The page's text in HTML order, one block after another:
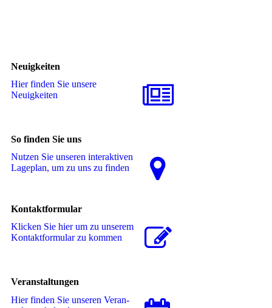
Neuigkeiten
Hier finden Sie unsere
Neuigkeiten
So finden Sie uns
Nutzen Sie unseren interaktiven
La­ge­plan, um zu uns zu finden
Kontaktformular
Klicken Sie hier um zu unserem
Kon­takt­for­mu­lar zu kommen
Veranstaltungen
Hier finden Sie unseren Ver­an­